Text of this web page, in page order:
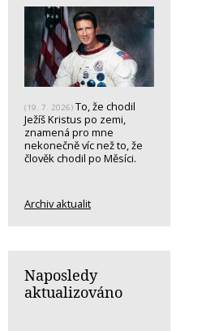
(19. 7. 2026) To, že chodil
Ježíš Kristus po zemi,
znamená pro mne
nekonečně víc než to, že
člověk chodil po Měsíci.
Archiv aktualit
Naposledy
aktualizováno